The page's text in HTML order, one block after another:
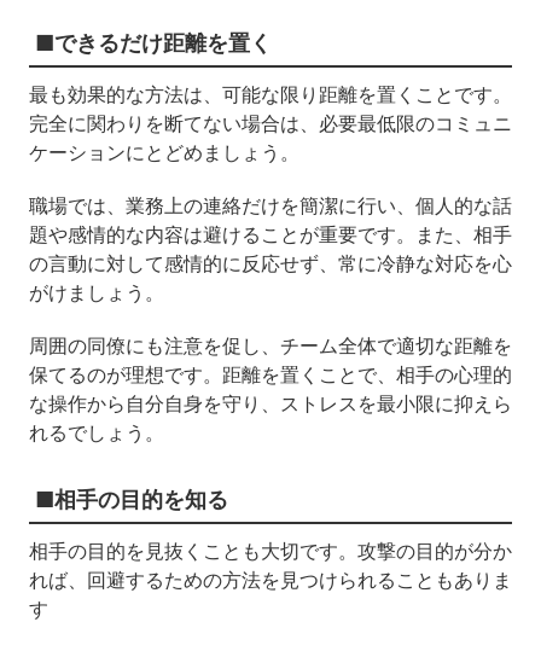
■できるだけ距離を置く
最も効果的な方法は、可能な限り距離を置くことです。
完全に関わりを断てない場合は、必要最低限のコミュニ
ケーションにとどめましょう。
職場では、業務上の連絡だけを簡潔に行い、個人的な話
題や感情的な内容は避けることが重要です。また、相手
の言動に対して感情的に反応せず、常に冷静な対応を心
がけましょう。
周囲の同僚にも注意を促し、チーム全体で適切な距離を
保てるのが理想です。距離を置くことで、相手の心理的
な操作から自分自身を守り、ストレスを最小限に抑えら
れるでしょう。
■相手の目的を知る
相手の目的を見抜くことも大切です。攻撃の目的が分か
れば、回避するための方法を見つけられることもありま
す